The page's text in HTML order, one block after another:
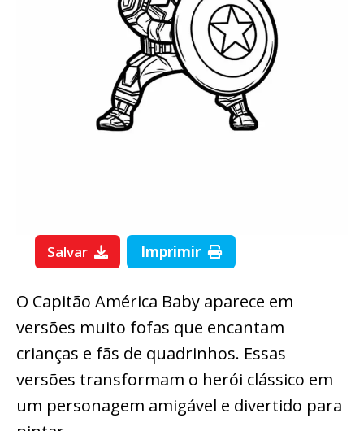
Salvar Imprimir
O Capitão América Baby aparece em
versões muito fofas que encantam
crianças e fãs de quadrinhos. Essas
versões transformam o herói clássico em
um personagem amigável e divertido para